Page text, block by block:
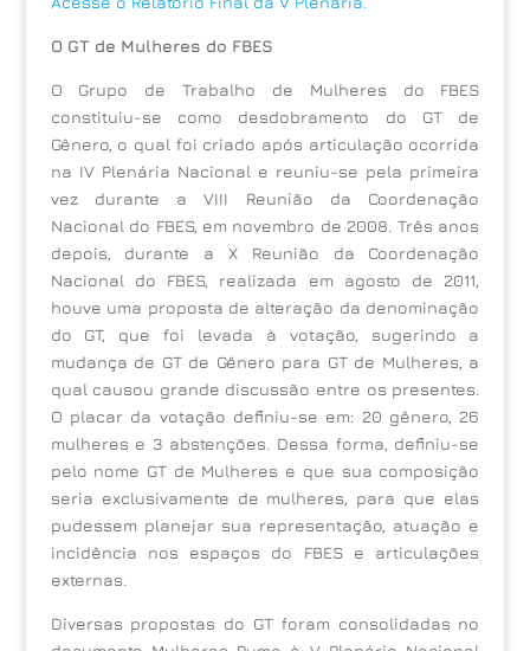
O GT de Mulheres do FBES
O Grupo de Trabalho de Mulheres do FBES
constituiu-se como desdobramento do GT de
Gênero, o qual foi criado após articulação ocorrida
na IV Plenária Nacional e reuniu-se pela primeira
vez durante a VIII Reunião da Coordenação
Nacional do FBES, em novembro de 2008. Três anos
depois, durante a X Reunião da Coordenação
Nacional do FBES, realizada em agosto de 2011,
houve uma proposta de alteração da denominação
do GT, que foi levada à votação, sugerindo a
mudança de GT de Gênero para GT de Mulheres, a
qual causou grande discussão entre os presentes.
O placar da votação definiu-se em: 20 gênero, 26
mulheres e 3 abstenções. Dessa forma, definiu-se
pelo nome GT de Mulheres e que sua composição
seria exclusivamente de mulheres, para que elas
pudessem planejar sua representação, atuação e
incidência nos espaços do FBES e articulações
externas.
Diversas propostas do GT foram consolidadas no